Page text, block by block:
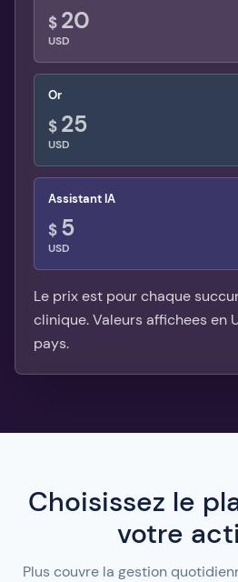
$ 20
USD
Or
$ 25
USD
Assistant IA
$ 5
USD
Le prix est pour chaque
clinique.Valeurs affichees en
pays.
Choisissez le
votre
Plus couvre la gestion